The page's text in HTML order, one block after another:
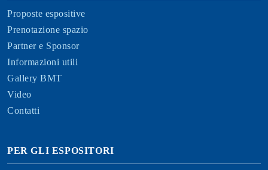
Proposte espositive
Prenotazione spazio
Partner e Sponsor
Informazioni utili
Gallery BMT
Video
Contatti
PER GLI ESPOSITORI